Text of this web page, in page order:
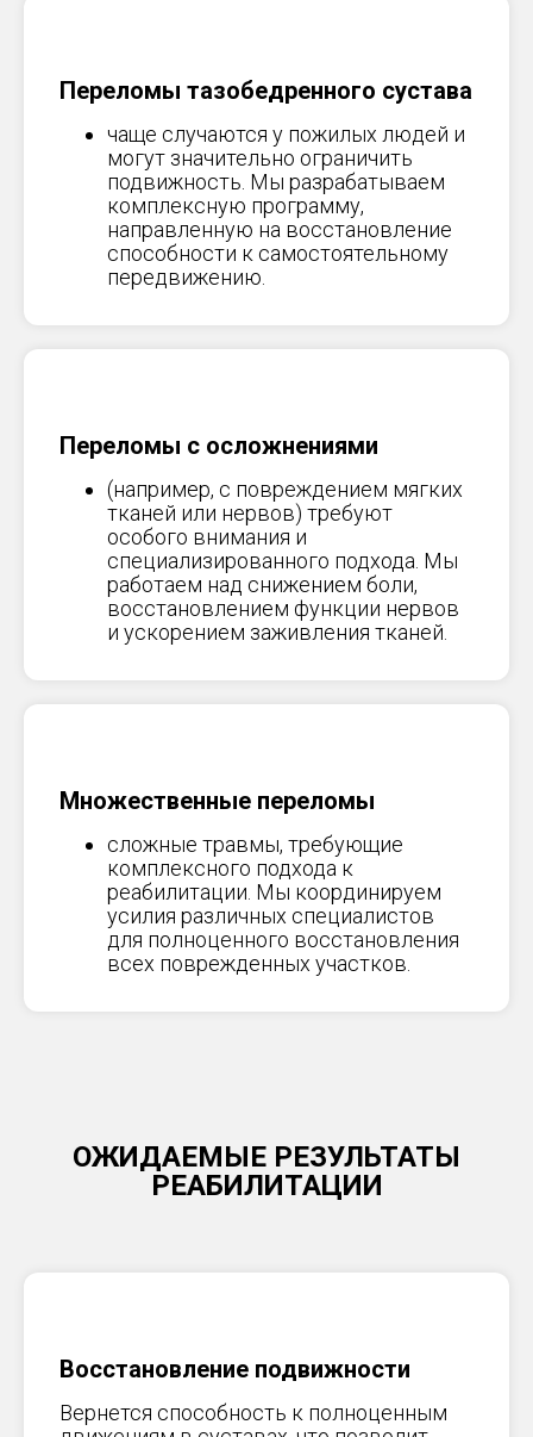
Переломы тазобедренного сустава
чаще случаются у пожилых людей и
могут значительно ограничить
подвижность. Мы разрабатываем
комплексную программу,
направленную на восстановление
способности к самостоятельному
передвижению.
Переломы с осложнениями
(например, с повреждением мягких
тканей или нервов) требуют
особого внимания и
специализированного подхода. Мы
работаем над снижением боли,
восстановлением функции нервов
и ускорением заживления тканей.
Множественные переломы
сложные травмы, требующие
комплексного подхода к
реабилитации. Мы координируем
усилия различных специалистов
для полноценного восстановления
всех поврежденных участков.
ОЖИДАЕМЫЕ РЕЗУЛЬТАТЫ
РЕАБИЛИТАЦИИ
Восстановление подвижности
Вернется способность к полноценным